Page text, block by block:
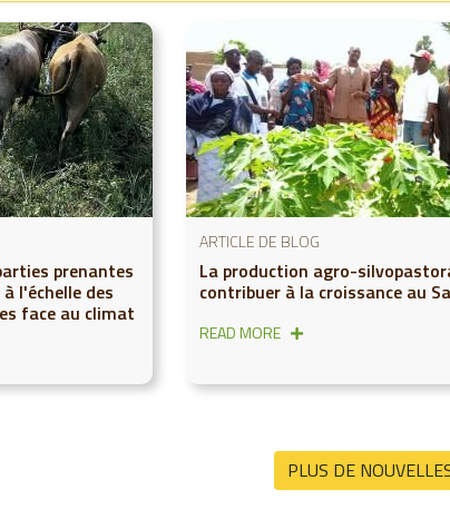
prenantes
l'échelle des
face au climat
ARTICLE DE BLOG
La production agro-
contribuer à la croissance au
READ MORE
PLUS DE